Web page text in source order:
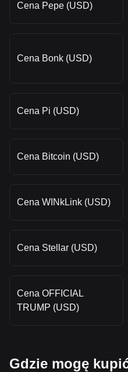
Cena Pepe (USD)
Cena Bonk (USD)
Cena Pi (USD)
Cena Bitcoin (USD)
Cena WINkLink (USD)
Cena Stellar (USD)
Cena OFFICIAL
TRUMP (USD)
Gdzie mogę